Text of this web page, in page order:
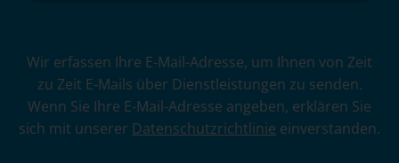
e
Wir erfassen Ihre E-Mail-Adresse, um Ihnen von Zeit
zu Zeit E-Mails über Dienstleistungen zu senden.
Wenn Sie Ihre E-Mail-Adresse angeben, erklären Sie
sich mit unserer Datenschutzrichtlinie einverstanden.